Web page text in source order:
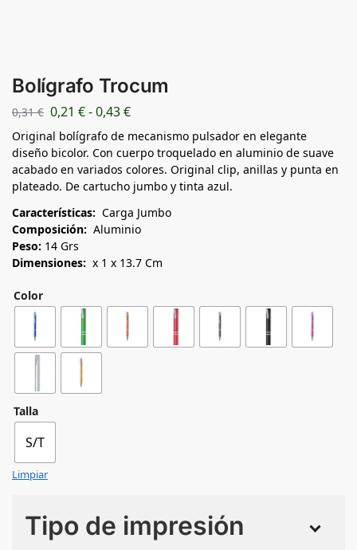
Bolígrafo Trocum
0,31€ 0,21 €-0,43€
Original bolígrafo de mecanismo pulsador en elegante
diseño bicolor. Con cuerpo troquelado en aluminio de suave
acabado en variados colores. Original clip, anillas y punta en
plateado. De cartucho jumbo y tinta azul.
Características: Carga Jumbo
Composición: Aluminio
Peso: 14 Grs
Dimensiones: x 1 x 13.7 Cm
Color
Talla
S/T
Limpiar
Tipo de impresión